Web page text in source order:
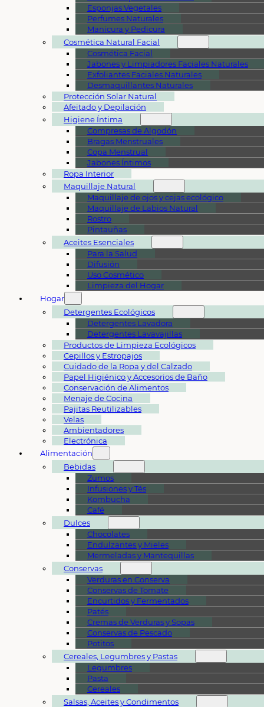
Esponjas Vegetales
Perfumes Naturales
Manicura y Pedicura
Cosmética Natural Facial
Cosmética Facial
Jabones y Limpiadores Faciales Naturales
Exfoliantes Faciales Naturales
Desmaquillantes Naturales
Protección Solar Natural
Afeitado y Depilación
Higiene Íntima
Compresas de Algodón
Bragas Menstruales
Copa Menstrual
Jabones Íntimos
Ropa Interior
Maquillaje Natural
Maquillaje de ojos y cejas ecológico
Maquillaje de Labios Natural
Rostro
Pintauñas
Aceites Esenciales
Para la Salud
Difusión
Uso Cosmético
Limpieza del Hogar
Hogar
Detergentes Ecológicos
Detergentes Lavadora
Detergentes Lavavajillas
Productos de Limpieza Ecológicos
Cepillos y Estropajos
Cuidado de la Ropa y del Calzado
Papel Higiénico y Accesorios de Baño
Conservación de Alimentos
Menaje de Cocina
Pajitas Reutilizables
Velas
Ambientadores
Electrónica
Alimentación
Bebidas
Zumos
Infusiones y Tés
Kombucha
Café
Dulces
Chocolates
Endulzantes y Mieles
Mermeladas y Mantequillas
Conservas
Verduras en Conserva
Conservas de Tomate
Encurtidos y Fermentados
Patés
Cremas de Verduras y Sopas
Conservas de Pescado
Potitos
Cereales, Legumbres y Pastas
Legumbres
Pasta
Cereales
Salsas, Aceites y Condimentos